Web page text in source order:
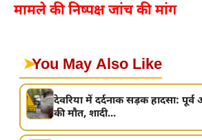
मामले की निष्पक्ष जांच की मांग
➤You May Also Like
देवरिया में दर्दनाक सड़क हादसा:
की मौत, शादी...